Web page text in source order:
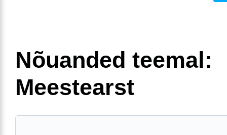
Nõuanded teemal:
Meestearst